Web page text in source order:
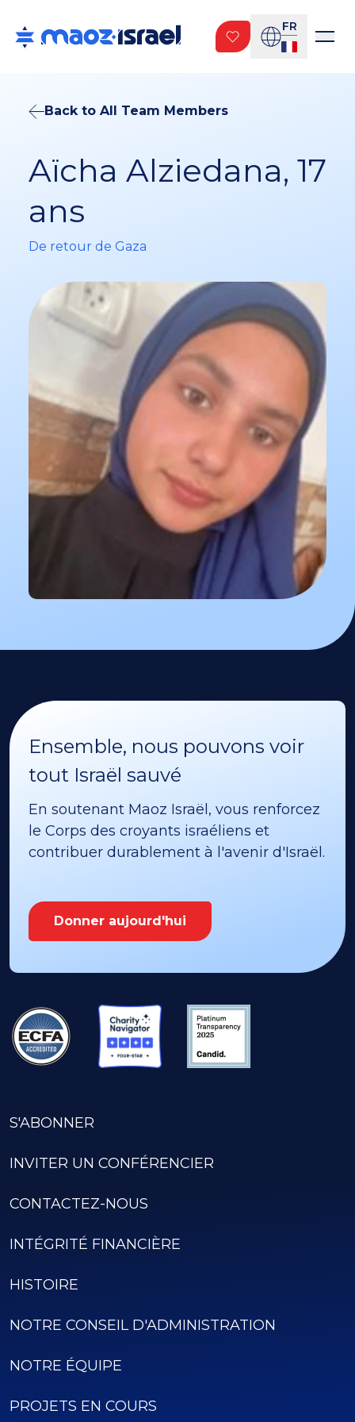
FR
Back to All Team Members
Aïcha Alziedana, 17
ans
De retour de Gaza
Ensemble, nous pouvons voir
tout Israël sauvé
En soutenant Maoz Israël, vous renforcez
le Corps des croyants israéliens et
contribuer durablement à l'avenir d'Israël.
Donner aujourd'hui
S'ABONNER
INVITER UN CONFÉRENCIER
CONTACTEZ-NOUS
INTÉGRITÉ FINANCIÈRE
HISTOIRE
NOTRE CONSEIL D'ADMINISTRATION
NOTRE ÉQUIPE
PROJETS EN COURS